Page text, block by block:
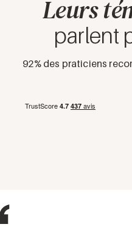
Leurs
parlent
92% des praticiens